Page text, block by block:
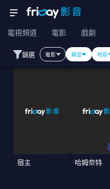
電視頻道 電影 戲劇
篩選 電影 類型 地區
宿主 哈姆奈特